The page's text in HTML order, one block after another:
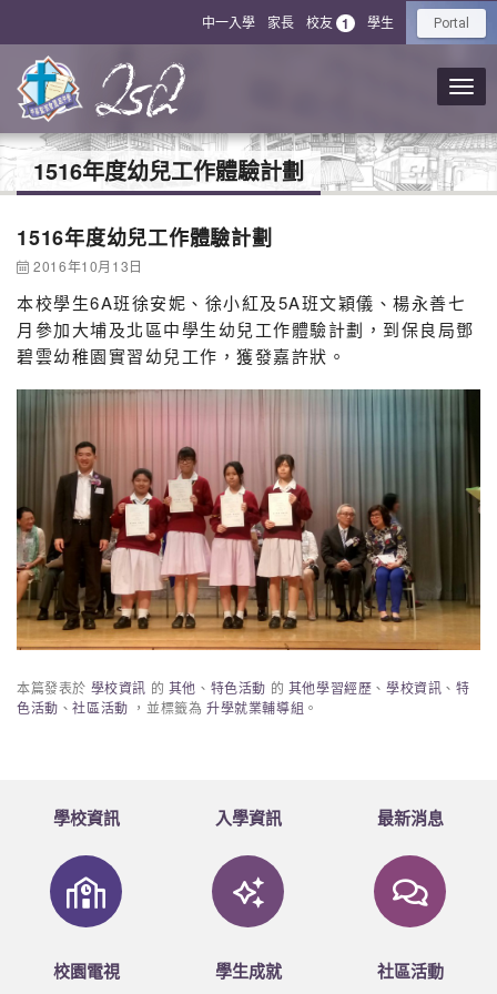
中一入學 家長 校友 1 學生 Portal
1516年度幼兒工作體驗計劃
1516年度幼兒工作體驗計劃
2016年10月13日
本校學生6A班徐安妮、徐小紅及5A班文穎儀、楊永善七
月參加大埔及北區中學生幼兒工作體驗計劃，到保良局鄧
碧雲幼稚園實習幼兒工作，獲發嘉許狀。
本篇發表於 學校資訊 的 其他 、 特色活動 的 其他學習經歷 、學校資訊 、特
色活動 、社區活動 ，並標籤為升學就業輔導組 。
學校資訊 入學資訊 最新消息
校園電視 學生成就 社區活動